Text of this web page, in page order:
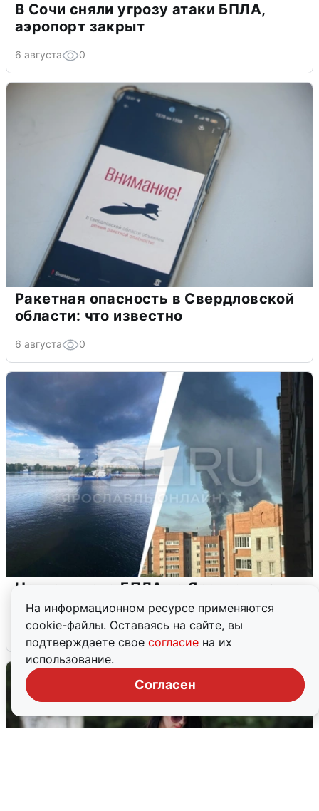
На информационном ресурсе применяются
cookie-файлы. Оставаясь на сайте, вы
подтверждаете свое согласие на их
использование.
Согласен
В Сочи сняли угрозу атаки БПЛА,
аэропорт закрыт
6 августа 0
Ракетная опасность в Свердловской
области: что известно
6 августа 0
Ночная атака БПЛА на Ярославль:
попадания и последствия
6 августа 0